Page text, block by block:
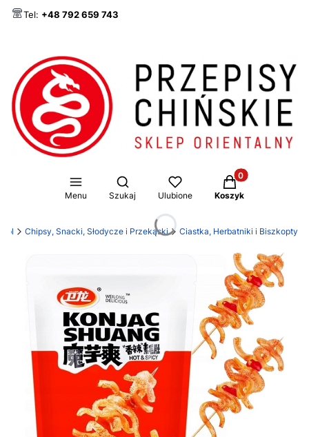
Tel: +48 792 659 743
Menu
Otwórz wyszukiwarkę
Szukaj Ulubione
Produkty w
Koszyk
Chipsy, Snacki, Słodycze i Przekąski Ciastka, Herbatniki i Biszkopty